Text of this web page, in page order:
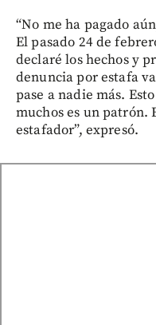
“No me ha pagado
El pasado 24 de
declaré los hechos y
denuncia por estafa
pase a nadie más.
muchos es un patrón.
estafador”, expresó.